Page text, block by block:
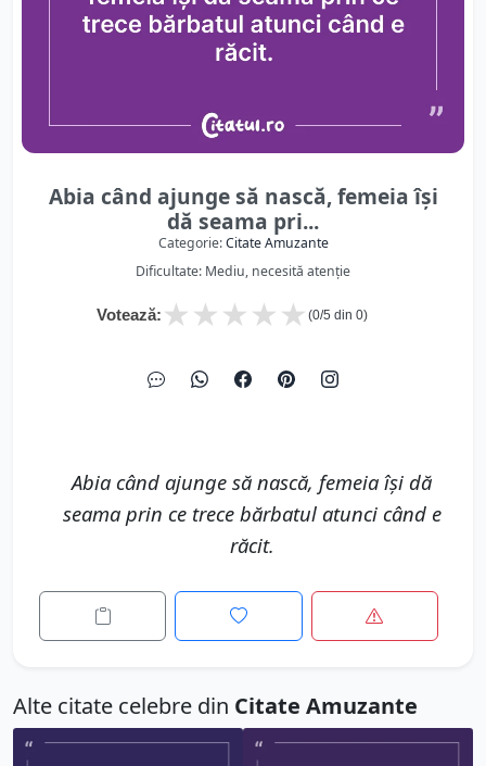
Abia când ajunge să nască, femeia își
dă seama pri...
Categorie:Citate Amuzante
Dificultate: Mediu, necesită atenție
Votează: ★
★
★
★
★ (0/5 din 0)
Abia când ajunge să nască, femeia își dă
seama prin ce trece bărbatul atunci când e
răcit.
Alte citate celebre din Citate Amuzante